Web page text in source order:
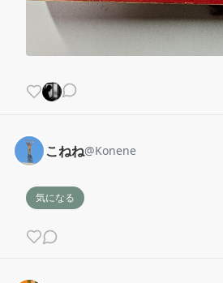
こねね@Konene
気になる